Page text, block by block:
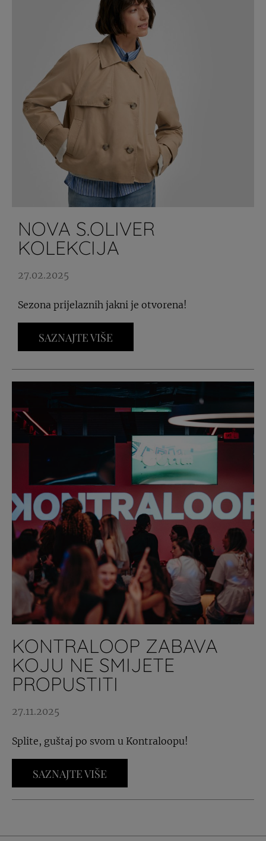
NOVA S.OLIVER
KOLEKCIJA
27.02.2025
Sezona prijelaznih jakni je otvorena!
SAZNAJTE VIŠE
KONTRALOOP ZABAVA
KOJU NE SMIJETE
PROPUSTITI
27.11.2025
Splite, guštaj po svom u Kontraloopu!
SAZNAJTE VIŠE